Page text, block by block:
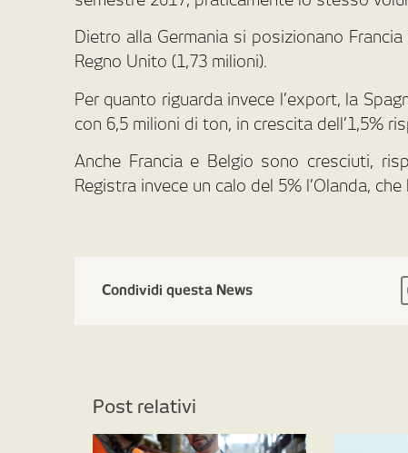
Dietro alla Germania si posizionano
Regno Unito (1,73 milioni).
Per quanto riguarda invece l’export, la
con 6,5 milioni di ton, in crescita dell’1,5%
Anche Francia e Belgio sono cresciuti,
Registra invece un calo del 5% l’Olanda,
Condividi questa News
Post relativi